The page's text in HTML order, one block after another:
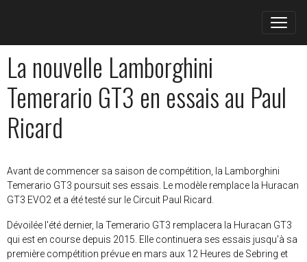
La nouvelle Lamborghini
Temerario GT3 en essais au Paul
Ricard
Avant de commencer sa saison de compétition, la Lamborghini
Temerario GT3 poursuit ses essais. Le modèle remplace la Huracan
GT3 EVO2 et a été testé sur le Circuit Paul Ricard.
Dévoilée l'été dernier, la Temerario GT3 remplacera la Huracan GT3
qui est en course depuis 2015. Elle continuera ses essais jusqu'à sa
première compétition prévue en mars aux 12 Heures de Sebring et